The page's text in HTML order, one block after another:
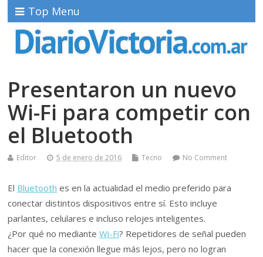
Top Menu
Presentaron un nuevo
Wi-Fi para competir con
el Bluetooth
Editor 5 de enero de 2016 Tecno No Comment
El Bluetooth es en la actualidad el medio preferido para
conectar distintos dispositivos entre sí. Esto incluye
parlantes, celulares e incluso relojes inteligentes.
¿Por qué no medianteWi-Fi? Repetidores de señal pueden
hacer que la conexión llegue más lejos, pero no logran